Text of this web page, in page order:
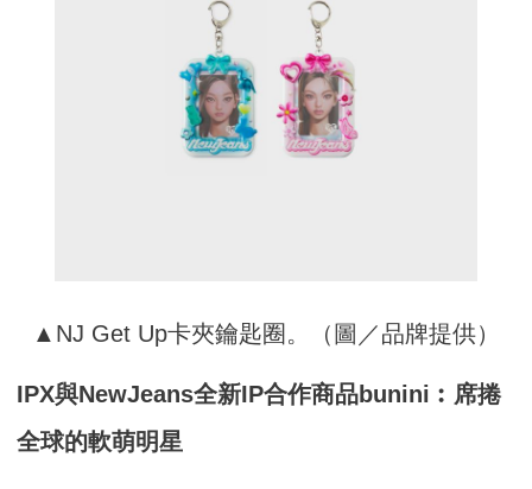
▲NJ Get Up卡夾鑰匙圈。（圖／品牌提供）
IPX與NewJeans全新IP合作商品bunini︰席捲
全球的軟萌明星